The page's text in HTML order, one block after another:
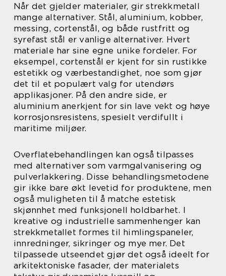
Når det gjelder materialer, gir strekkmetall
mange alternativer. Stål, aluminium, kobber,
messing, cortenstål, og både rustfritt og
syrefast stål er vanlige alternativer. Hvert
materiale har sine egne unike fordeler. For
eksempel, cortenstål er kjent for sin rustikke
estetikk og værbestandighet, noe som gjør
det til et populært valg for utendørs
applikasjoner. På den andre side, er
aluminium anerkjent for sin lave vekt og høye
korrosjonsresistens, spesielt verdifullt i
maritime miljøer.
Overflatebehandlingen kan også tilpasses
med alternativer som varmgalvanisering og
pulverlakkering. Disse behandlingsmetodene
gir ikke bare økt levetid for produktene, men
også muligheten til å matche estetisk
skjønnhet med funksjonell holdbarhet. I
kreative og industrielle sammenhenger kan
strekkmetallet formes til himlingspaneler,
innredninger, sikringer og mye mer. Det
tilpassede utseendet gjør det også ideelt for
arkitektoniske fasader, der materialets